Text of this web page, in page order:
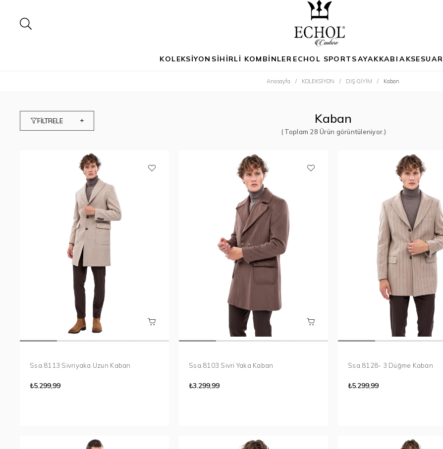
KOLEKSİYON SİHİRLİ KOMBİNLER ECHOL SPORTSAYAKKABI AKSESUAR
Anasayfa KOLEKSİYON DIŞ GİYİM Kaban
Kaban
28 Ürün
FİLTRELE
Ssa.8113 Sivriyaka Uzun Kaban
₺5.299,99
Ssa.8103 Sivri Yaka Kaban
₺3.299,99
Ssa.8128- 3 Düğme Kaban
₺5.299,99